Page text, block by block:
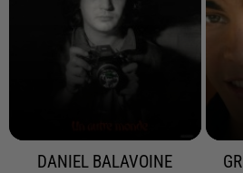
DANIEL BALAVOINE